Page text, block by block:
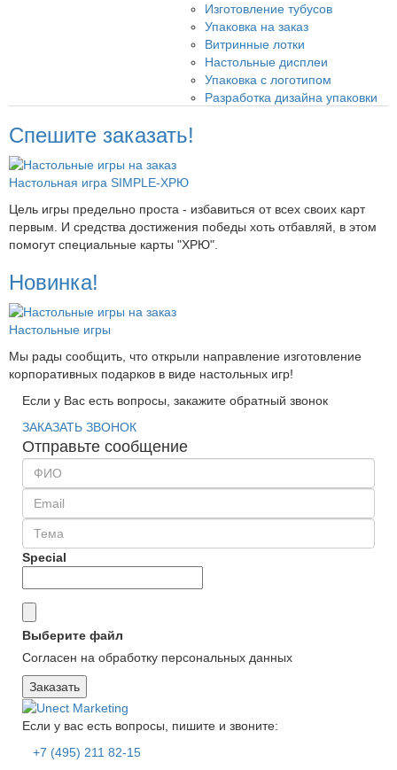
Изготовление тубусов
Упаковка на заказ
Витринные лотки
Настольные дисплеи
Упаковка с логотипом
Разработка дизайна упаковки
Спешите заказать!
Настольная игра SIMPLE-ХРЮ
Цель игры предельно проста - избавиться от всех своих карт
первым. И средства достижения победы хоть отбавляй, в этом
помогут специальные карты "ХРЮ".
Новинка!
Настольные игры
Мы рады сообщить, что открыли направление изготовление
корпоративных подарков в виде настольных игр!
Если у Вас есть вопросы, закажите обратный звонок
ЗАКАЗАТЬ ЗВОНОК
Отправьте сообщение
Special
Выберите файл
Согласен на обработку персональных данных
Заказать
Если у вас есть вопросы, пишите и звоните:
+7 (495) 211 82-15